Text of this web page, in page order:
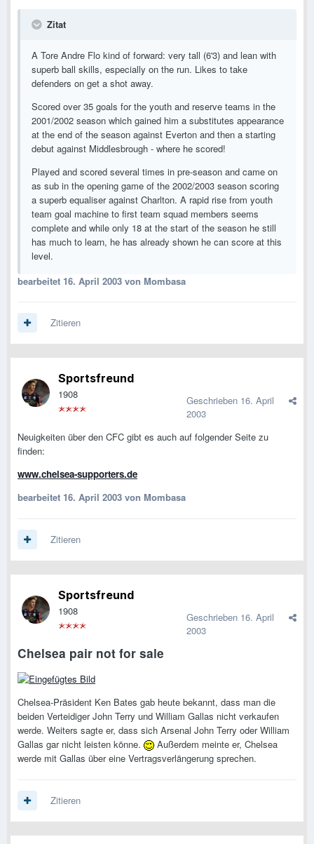
Zitat
A Tore Andre Flo kind of forward: very tall (6'3) and lean with
superb ball skills, especially on the run. Likes to take
defenders on get a shot away.
Scored over 35 goals for the youth and reserve teams in the
2001/2002 season which gained him a substitutes appearance
at the end of the season against Everton and then a starting
debut against Middlesbrough - where he scored!
Played and scored several times in pre-season and came on
as sub in the opening game of the 2002/2003 season scoring
a superb equaliser against Charlton. A rapid rise from youth
team goal machine to first team squad members seems
complete and while only 18 at the start of the season he still
has much to learn, he has already shown he can score at this
level.
bearbeitet 16. April 2003 von Mombasa
Zitieren
Sportsfreund
1908 Geschrieben 16. April
2003
Neuigkeiten über den CFC gibt es auch auf folgender Seite zu
finden:
www.chelsea-supporters.de
bearbeitet 16. April 2003 von Mombasa
Zitieren
Sportsfreund
1908 Geschrieben 16. April
2003
Chelsea pair not for sale
Chelsea-Präsident Ken Bates gab heute bekannt, dass man die
beiden Verteidiger John Terry und William Gallas nicht verkaufen
werde. Weiters sagte er, dass sich Arsenal John Terry oder William
Gallas gar nicht leisten könne.
Außerdem meinte er, Chelsea
werde mit Gallas über eine Vertragsverlängerung sprechen.
Zitieren